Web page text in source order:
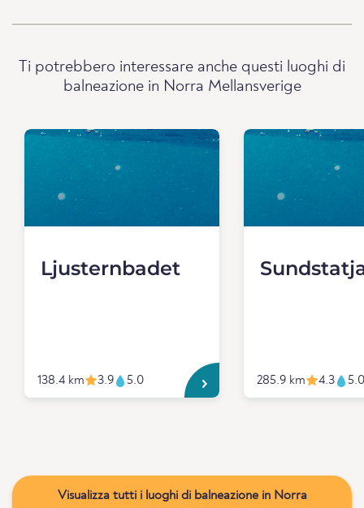
Ti potrebbero interessare anche questi luoghi di
balneazione in Norra Mellansverige
Ljusternbadet
138.4 km 3.9 5.0 285.9 km 4.3 5.0
Visualizza tutti i luoghi di balneazione in Norra